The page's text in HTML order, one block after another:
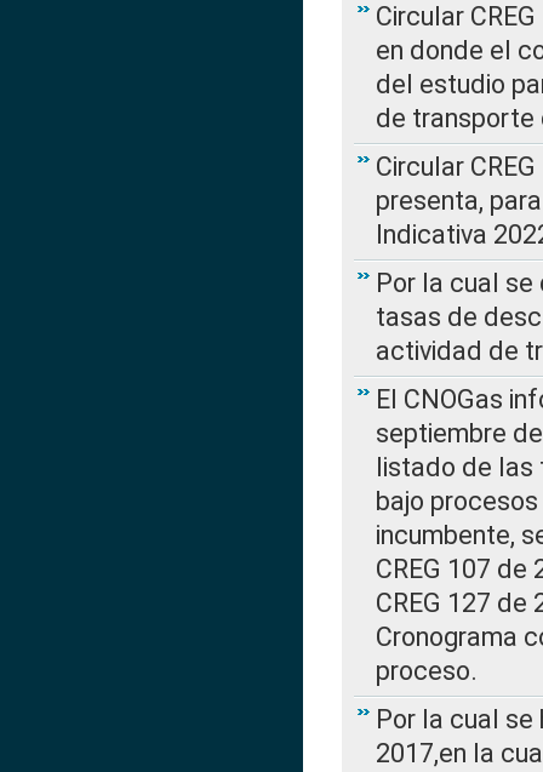
Circular
en donde el
del estudio
de transporte
Circular
presenta,
Indicativa
Por la cual
tasas de
actividad de
El CNOGas
septiembre
listado de las
bajo
incumbente,
CREG 107
CREG 127 de
Cronograma
proceso.
Por la cual se
2017,en la